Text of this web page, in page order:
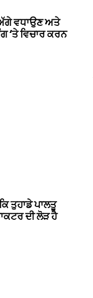
ਵਧਾਉਣ ਅਤੇ
‘ਤੇ ਵਿਚਾਰ ਕਰਨ
ਤੁਹਾਡੇ ਪਾਲਤੂ
ਦੀ ਲੋੜ ਹੈ